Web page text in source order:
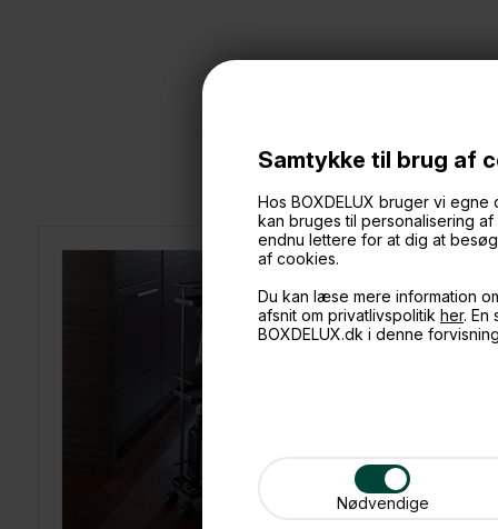
Samtykke til brug af
Hos BOXDELUX bruger vi
kan bruges til personalisering
endnu lettere for at dig at
af cookies.
Du kan læse mere information
afsnit om privatlivspolitik her. En
BOXDELUX.dk i denne
Nødvendige